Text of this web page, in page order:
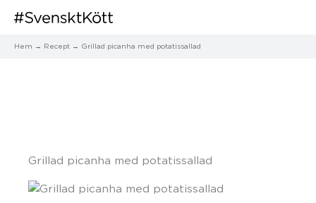
Hem Recept Grillad picanha med potatissallad
Grillad picanha med potatissallad